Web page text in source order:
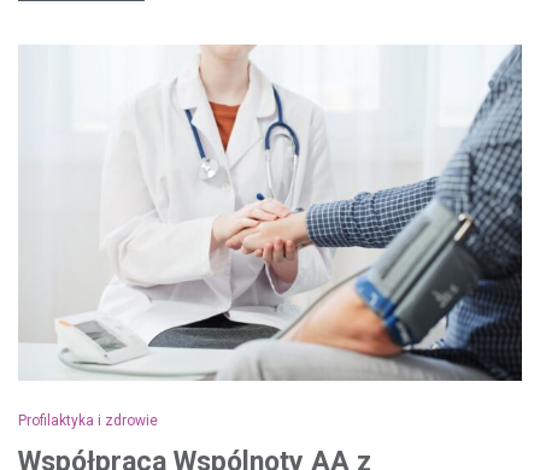
Profilaktyka i zdrowie
Współpraca Wspólnoty AA z